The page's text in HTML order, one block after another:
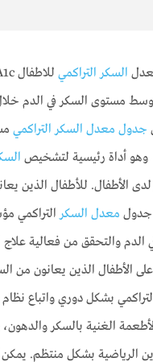
السكر التراكمي
​​مستوى السكر في الدم
جدول معدل السكر التراكمي
الأطفال. للأطفال الذين
جدول معدل السكرالتراكمي
الدم والتحقق من فعالية
الأطفال الذين يعانون من
بشكل دوري واتباع
الغنية بالسكر
الرياضية بشكل منتظم.